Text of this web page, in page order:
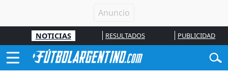
NOTICIAS RESULTADOS PUBLICIDAD